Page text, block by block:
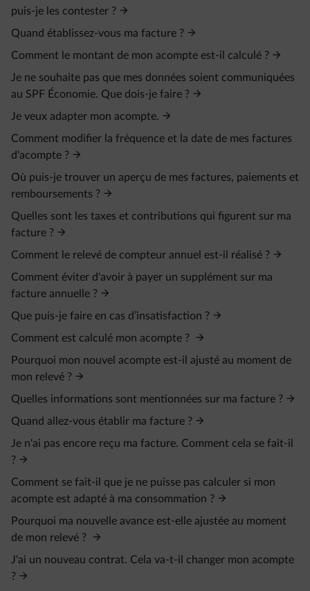
puis-je les contester ?
Quand établissez-vous ma facture ?
Comment le montant de mon acompte est-il calculé ?
Je ne souhaite pas que mes données soient communiquées
au SPF Économie. Que dois-je faire ?
Je veux adapter mon acompte.
Comment modifier la fréquence et la date de mes factures
d'acompte ?
Où puis-je trouver un aperçu de mes factures, paiements et
remboursements ?
Quelles sont les taxes et contributions qui figurent sur ma
facture ?
Comment le relevé de compteur annuel est-il réalisé ?
Comment éviter d'avoir à payer un supplément sur ma
facture annuelle ?
Que puis-je faire en cas d’insatisfaction ?
Comment est calculé mon acompte ?
Pourquoi mon nouvel acompte est-il ajusté au moment de
mon relevé ?
Quelles informations sont mentionnées sur ma facture ?
Quand allez-vous établir ma facture ?
Je n'ai pas encore reçu ma facture. Comment cela se fait-il
?
Comment se fait-il que je ne puisse pas calculer si mon
acompte est adapté à ma consommation ?
Pourquoi ma nouvelle avance est-elle ajustée au moment
de mon relevé ?
J'ai un nouveau contrat. Cela va-t-il changer mon acompte
?